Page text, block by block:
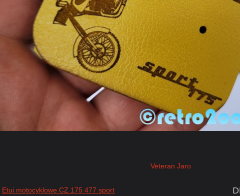
Veteran Jaro
Etui motocyklowe CZ 175 477 sport